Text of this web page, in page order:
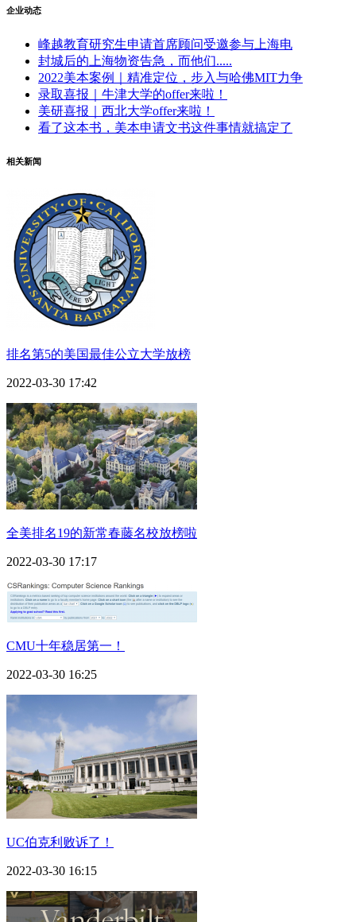
企业动态
峰越教育研究生申请首席顾问受邀参与上海电
封城后的上海物资告急，而他们.....
2022美本案例｜精准定位，步入与哈佛MIT力争
录取喜报｜牛津大学的offer来啦！
美研喜报｜西北大学offer来啦！
看了这本书，美本申请文书这件事情就搞定了
相关新闻
排名第5的美国最佳公立大学放榜
2022-03-30 17:42
全美排名19的新常春藤名校放榜啦
2022-03-30 17:17
CMU十年稳居第一！
2022-03-30 16:25
UC伯克利败诉了！
2022-03-30 16:15